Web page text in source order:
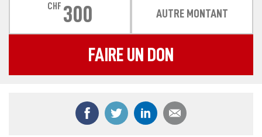
CHF 300 AUTRE MONTANT
FAIRE UN DON
Partager ce contenu sur Facebook
Partager ce contenu sur Twitter
Partager ce contenu